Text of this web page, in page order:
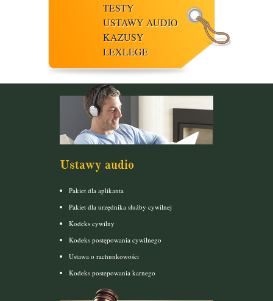
TESTY
USTAWY AUDIO
KAZUSY
LEXLEGE
Ustawy audio
Pakiet dla aplikanta
Pakiet dla urzędnika służby cywilnej
Kodeks cywilny
Kodeks postępowania cywilnego
Ustawa o rachunkowości
Kodeks postepowania karnego